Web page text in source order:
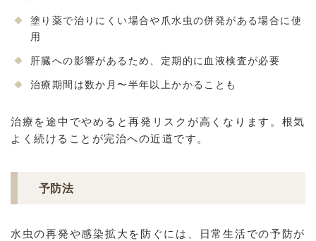
塗り薬で治りにくい場合や爪水虫の併発がある場合に使
用
肝臓への影響があるため、定期的に血液検査が必要
治療期間は数か月〜半年以上かかることも
治療を途中でやめると再発リスクが高くなります。根気
よく続けることが完治への近道です。
予防法
水虫の再発や感染拡大を防ぐには、日常生活での予防が